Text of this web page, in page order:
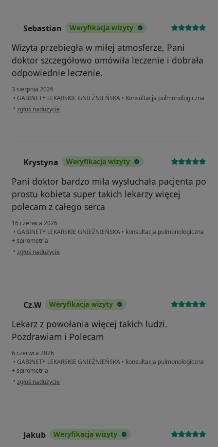
Sebastian Weryfikacja wizyty
Wizyta przebiegła w miłej atmosferze, Pani
doktor szczegółowo omówiła leczenie i dobrała
odpowiednie leczenie.
3 sierpnia 2026
• GABINETY LEKARSKIE GNIEŹNIEŃSKA • Konsultacja pulmonologiczna
• w opinii użytkownika Sebastian
zgłoś nadużycie
Krystyna Weryfikacja wizyty
Pani doktor bardzo miła wysłuchała pacjenta po
prostu kobieta super takich lekarzy więcej
polecam z całego serca
16 czerwca 2026
• GABINETY LEKARSKIE GNIEŹNIEŃSKA • konsultacja pulmonologiczna
+ spirometria
• w opinii użytkownika Krystyna
zgłoś nadużycie
Cz.W Weryfikacja wizyty
Lekarz z powołania więcej takich ludzi.
Pozdrawiam i Polecam
6 czerwca 2026
• GABINETY LEKARSKIE GNIEŹNIEŃSKA • konsultacja pulmonologiczna
+ spirometria
• w opinii użytkownika Cz.W
zgłoś nadużycie
Jakub Weryfikacja wizyty